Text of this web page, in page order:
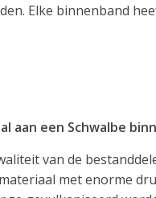
Elke binnenband
aan een Schwalbe
van de
met enorme